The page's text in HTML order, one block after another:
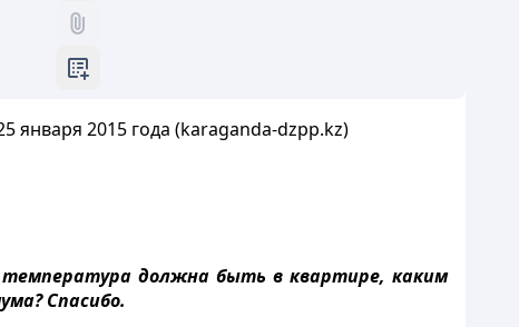
января 2015 года (karaganda-dzpp.kz)
должна быть в квартире, каким
Спасибо.